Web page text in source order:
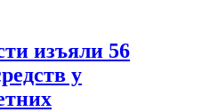
изъяли 56
у